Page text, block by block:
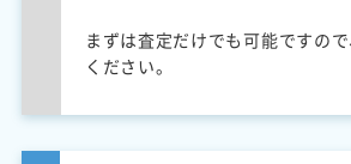
まずは査定だけでも可能ですの
ください。